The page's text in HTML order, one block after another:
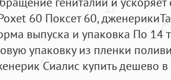
60 Поксет 60,
выпуска и упаковка По 14
упаковку из пленки
Сиалис купить дешево